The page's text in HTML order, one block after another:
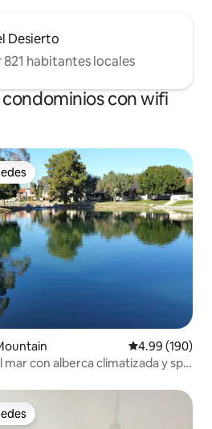
Desierto
habitantes locales
con wifi
entre huéspedes
Calificación
4.99 (190)
con alberca climatizada y spa,
entre huéspedes